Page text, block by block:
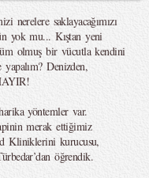
nerelere saklayacağımızı
yok mu... Kıştan yeni
olmuş bir vücutla kendini
Denizden,
yöntemler var.
merak ettiğimiz
Kliniklerini kurucusu,
öğrendik.